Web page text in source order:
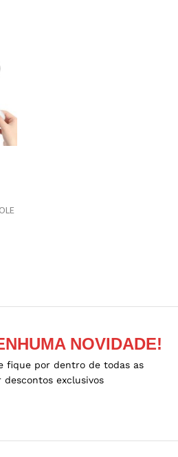
NOVIDADE!
fique por dentro de todas as
exclusivos